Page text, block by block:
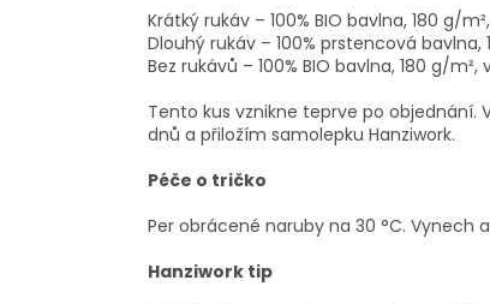
Krátký rukáv – 100% BIO bavlna, 180 g/
Dlouhý rukáv – 100% prstencová bavlna,
Bez rukávů – 100% BIO bavlna, 180 g/m²,
Tento kus vznikne teprve po objednání.
dnů a přiložím samolepku Hanziwork.
Péče o tričko
Per obrácené naruby na 30 °C. Vynech
Hanziwork tip